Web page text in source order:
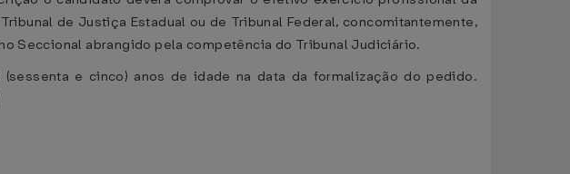
de Justiça Estadual ou de Tribunal Federal, concomitantemente,
Seccional abrangido pela competência do Tribunal Judiciário.
e cinco) anos de idade na data da formalização do pedido.